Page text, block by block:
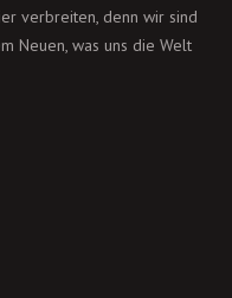
verbreiten, denn wir sind
Neuen, was uns die Welt